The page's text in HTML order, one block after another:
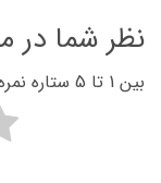
نظر شما در
بین 1 تا 5 ستاره نمره دهید